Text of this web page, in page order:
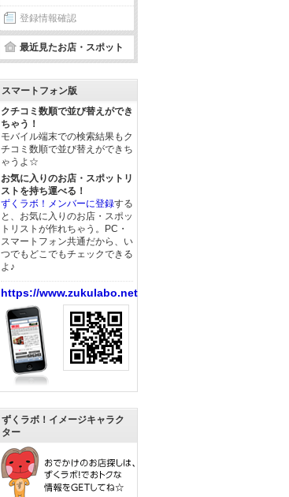
登録情報確認
最近見たお店・スポット
スマートフォン版
クチコミ数順で並び替えができ
ちゃう！
モバイル端末での検索結果もク
チコミ数順で並び替えができち
ゃうよ☆
お気に入りのお店・スポットリ
ストを持ち運べる！
ずくラボ！メンバーに登録する
と、お気に入りのお店・スポッ
トリストが作れちゃう。PC・
スマートフォン共通だから、い
つでもどこでもチェックできる
よ♪
https://www.zukulabo.net/
ずくラボ！イメージキャラク
ター